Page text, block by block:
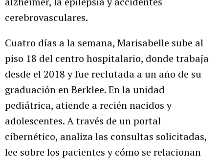
cerebrovasculares.
Cuatro días a la semana, Marisabelle sube al
piso 18 del centro hospitalario, donde trabaja
desde el 2018 y fue reclutada a un año de su
graduación en Berklee. En la unidad
pediátrica, atiende a recién nacidos y
adolescentes. A través de un portal
cibernético, analiza las consultas solicitadas,
lee sobre los pacientes y cómo se relacionan